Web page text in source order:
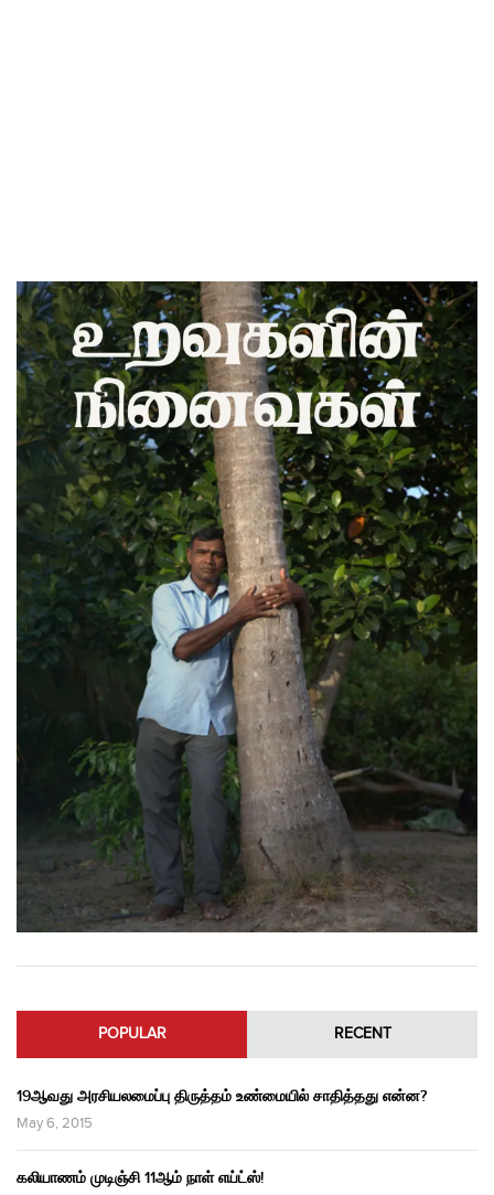
POPULAR RECENT
19ஆவது அரசியலமைப்பு திருத்தம் உண்மையில் சாதித்தது என்ன?
May 6, 2015
கலியாணம் முடிஞ்சி 11ஆம் நாள் எய்ட்ஸ்!